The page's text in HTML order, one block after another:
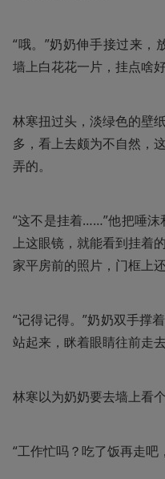
“哦。”奶奶伸手接过来，
墙上白花花一片，挂点啥
林寒扭过头，淡绿色的壁
多，看上去颇为不自然，
弄的。
“这不是挂着……”他把唾沫
上这眼镜，就能看到挂着
家平房前的照片，门框上
“记得记得。”奶奶双手撑
站起来，眯着眼睛往前走去
林寒以为奶奶要去墙上看
“工作忙吗？吃了饭再走吧